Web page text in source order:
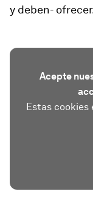
y deben-
Acepte
Estas